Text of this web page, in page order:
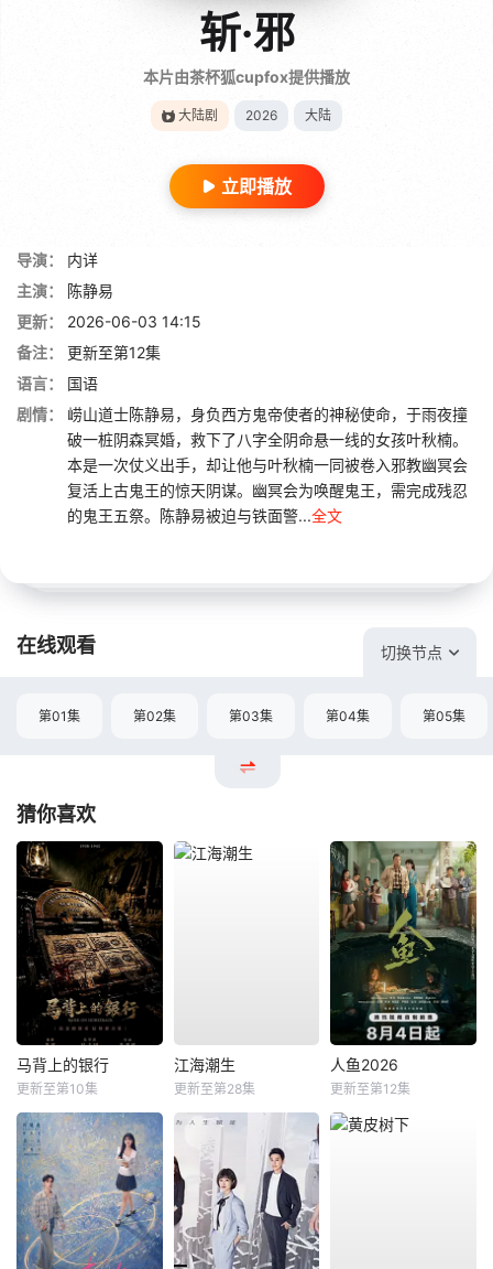
斩·邪
本片由茶杯狐cupfox提供播放
大陆剧 2026 大陆
立即播放
导演：
内详
主演：
陈静易
更新：
2026-06-03 14:15
备注：
更新至第12集
语言：
国语
剧情：
崂山道士陈静易，身负西方鬼帝使者的神秘使命，于雨夜撞
破一桩阴森冥婚，救下了八字全阴命悬一线的女孩叶秋楠。
本是一次仗义出手，却让他与叶秋楠一同被卷入邪教幽冥会
复活上古鬼王的惊天阴谋。幽冥会为唤醒鬼王，需完成残忍
的鬼王五祭。陈静易被迫与铁面警...全文
在线观看 切换节点
第01集 第02集 第03集 第04集 第05集
猜你喜欢
马背上的银行
更新至第10集
江海潮生
更新至第28集
人鱼2026
更新至第12集